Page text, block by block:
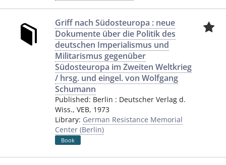
Griff nach Südosteuropa : neue
Dokumente über die Politik des
deutschen Imperialismus und
Militarismus gegenüber
Südosteuropa im Zweiten Weltkrieg
/ hrsg. und eingel. von Wolfgang
Schumann
Published: Berlin : Deutscher Verlag d.
Wiss., VEB, 1973
Library: German Resistance Memorial
Center (Berlin)
Book